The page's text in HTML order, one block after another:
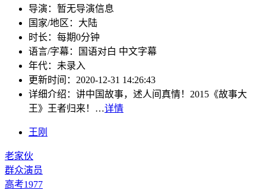
导演： 暂无导演信息
国家/地区： 大陆
时长： 每期0分钟
语言/字幕：
国语对白 中文字幕
年代： 未录入
更新时间： 2020-12-31 14:26:43
详细介绍： 讲中国故事，述人间真情！2015《故事大
王》王者归来！…详情
王刚
老家伙
群众演员
高考1977